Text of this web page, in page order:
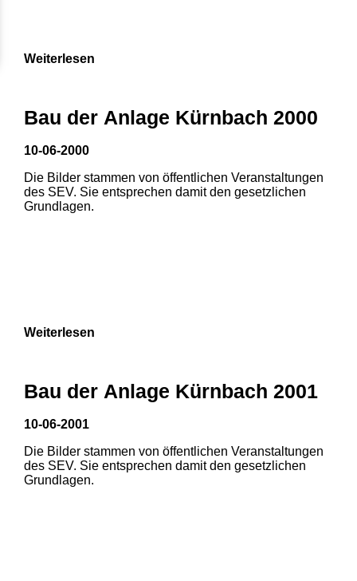
Weiterlesen
Bau der Anlage Kürnbach 2000
10-06-2000
Die Bilder stammen von öffentlichen Veranstaltungen
des SEV. Sie entsprechen damit den gesetzlichen
Grundlagen.
Weiterlesen
Bau der Anlage Kürnbach 2001
10-06-2001
Die Bilder stammen von öffentlichen Veranstaltungen
des SEV. Sie entsprechen damit den gesetzlichen
Grundlagen.